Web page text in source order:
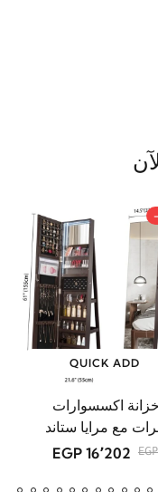
QUICK ADD
اكسسوارات
مع مرايا ستاند
16٬202 EGP